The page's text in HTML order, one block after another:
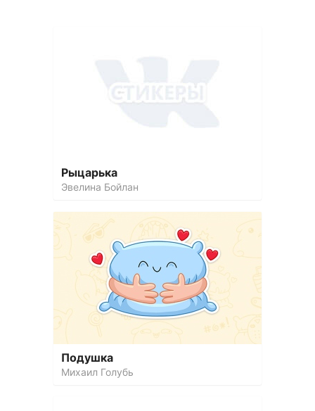
Рыцарька
Эвелина Бойлан
Подушка
Михаил Голубь